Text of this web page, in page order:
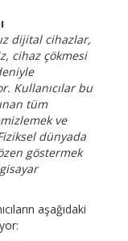
dijital cihazlar,
cihaz çökmesi
Kullanıcılar bu
tüm
ve
dünyada
göstermek
aşağıdaki